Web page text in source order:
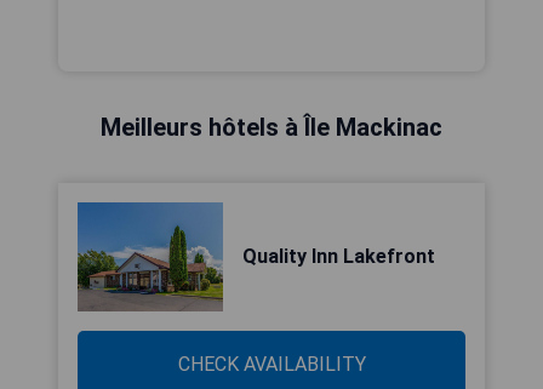
Meilleurs hôtels à Île Mackinac
Quality Inn Lakefront
CHECK AVAILABILITY